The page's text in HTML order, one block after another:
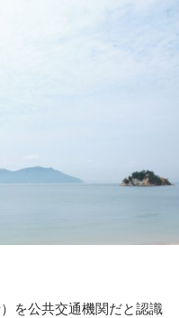
を公共交通機関だと認識